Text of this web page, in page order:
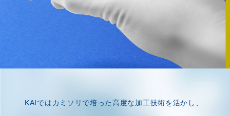
KAIではカミソリで培った高度な加工技術を活かし、